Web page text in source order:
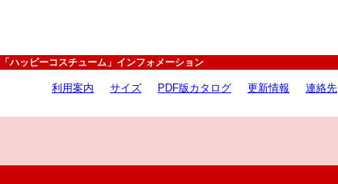
「ハッピーコスチューム」インフォメーション
利用案内 サイズ PDF版カタログ 更新情報 連絡先